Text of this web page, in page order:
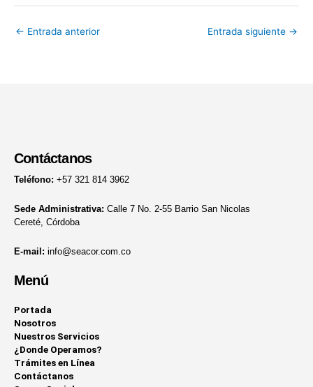
← Entrada anterior Entrada siguiente →
Contáctanos
Teléfono: +57 321 814 3962
Sede Administrativa: Calle 7 No. 2-55 Barrio San Nicolas
Cereté, Córdoba
E-mail: info@seacor.com.co
Menú
Portada
Nosotros
Nuestros Servicios
¿Donde Operamos?
Trámites en Línea
Contáctanos